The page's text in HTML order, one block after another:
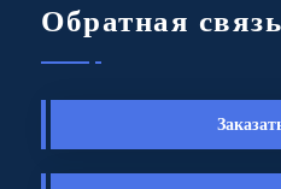
Обратная связь